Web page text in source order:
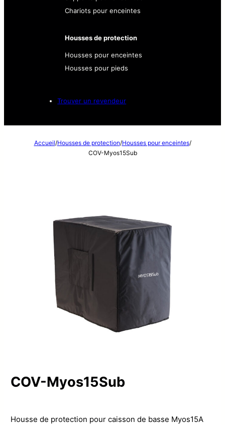
Chariots pour enceintes
Housses de protection
Housses pour enceintes
Housses pour pieds
Trouver un revendeur
Accueil/Housses de protection/Housses pour enceintes/
COV-Myos15Sub
COV-Myos15Sub
Housse de protection pour caisson de basse Myos15A